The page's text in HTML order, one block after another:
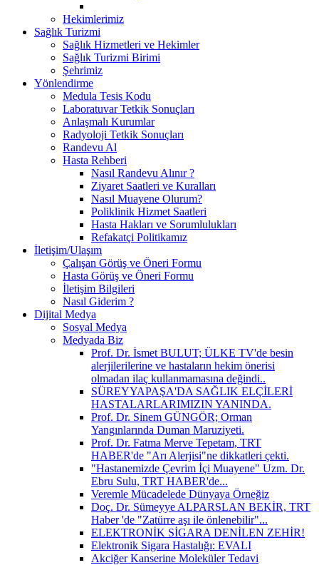
Hekimlerimiz
Sağlık Turizmi
Sağlık Hizmetleri ve Hekimler
Sağlık Turizmi Birimi
Şehrimiz
Yönlendirme
Medula Tesis Kodu
Laboratuvar Tetkik Sonuçları
Anlaşmalı Kurumlar
Radyoloji Tetkik Sonuçları
Randevu Al
Hasta Rehberi
Nasıl Randevu Alınır ?
Ziyaret Saatleri ve Kuralları
Nasıl Muayene Olurum?
Poliklinik Hizmet Saatleri
Hasta Hakları ve Sorumlulukları
Refakatçi Politikamız
İletişim/Ulaşım
Çalışan Görüş ve Öneri Formu
Hasta Görüş ve Öneri Formu
İletişim Bilgileri
Nasıl Giderim ?
Dijital Medya
Sosyal Medya
Medyada Biz
Prof. Dr. İsmet BULUT; ÜLKE TV'de besin
alerjilerilerine ve hastaların hekim önerisi
olmadan ilaç kullanmamasına değindi..
SÜREYYAPAŞA'DA SAĞLIK ELÇİLERİ
HASTALARLARIMIZIN YANINDA.
Prof. Dr. Sinem GÜNGÖR; Orman
Yangınlarında Duman Maruziyeti.
Prof. Dr. Fatma Merve Tepetam, TRT
HABER'de "Arı Alerjisi"ne dikkatleri çekti.
"Hastanemizde Çevrim İçi Muayene" Uzm. Dr.
Ebru Sulu, TRT HABER'de...
Veremle Mücadelede Dünyaya Örneğiz
Doç. Dr. Sümeyye ALPARSLAN BEKİR, TRT
Haber 'de "Zatürre aşı ile önlenebilir"...
ELEKTRONİK SİGARA DENİLEN ZEHİR!
Elektronik Sigara Hastalığı: EVALI
Akciğer Kanserine Moleküler Tedavi